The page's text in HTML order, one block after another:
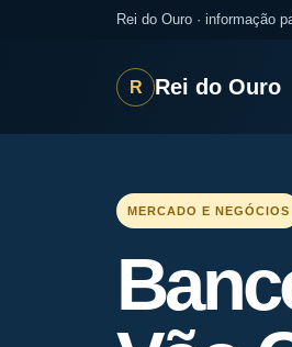
Rei do Ouro · informação
R Rei do Ouro
MERCADO E NEGÓCIOS